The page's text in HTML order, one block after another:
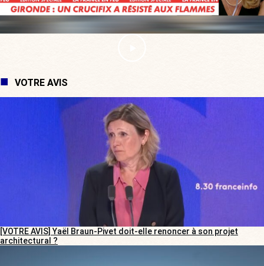
VOTRE AVIS
[VOTRE AVIS] Yaël Braun-Pivet doit-elle renoncer à son projet
architectural ?